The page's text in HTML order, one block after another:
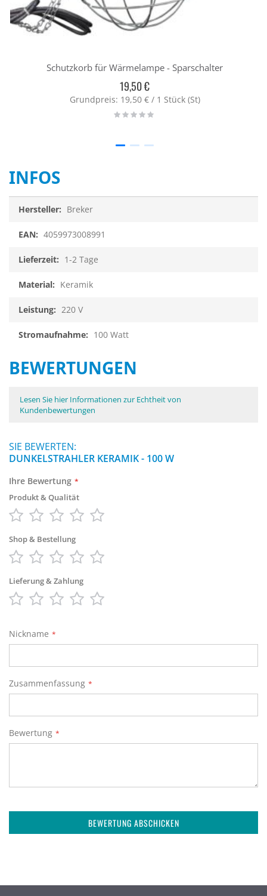
Schutzkorb für Wärmelampe - Sparschalter
19,50 €
Grundpreis: 19,50 € / 1 Stück (St)
Rating:
0%
INFOS
Breker
4059973008991
1-2 Tage
Keramik
220 V
100 Watt
BEWERTUNGEN
Lesen Sie hier Informationen zur Echtheit von
Kundenbewertungen
SIE BEWERTEN:
DUNKELSTRAHLER KERAMIK - 100 W
Ihre Bewertung
Produkt & Qualität
star
stars
stars
stars
stars
Shop & Bestellung
star
stars
stars
stars
stars
Lieferung & Zahlung
Nickname
Zusammenfassung
Bewertung
BEWERTUNG ABSCHICKEN